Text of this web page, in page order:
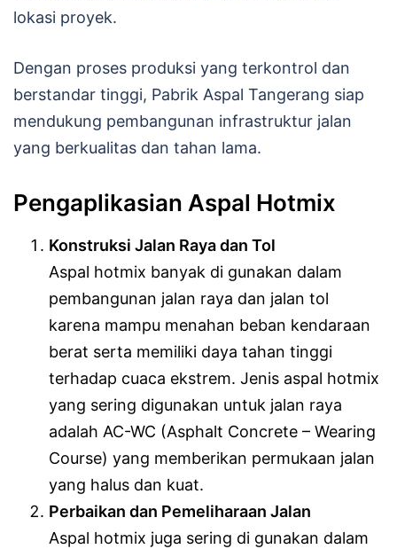
lokasi proyek.
Dengan proses produksi yang terkontrol dan
berstandar tinggi, Pabrik Aspal Tangerang siap
mendukung pembangunan infrastruktur jalan
yang berkualitas dan tahan lama.
Pengaplikasian Aspal Hotmix
Konstruksi Jalan Raya dan Tol
Aspal hotmix banyak di gunakan dalam
pembangunan jalan raya dan jalan tol
karena mampu menahan beban kendaraan
berat serta memiliki daya tahan tinggi
terhadap cuaca ekstrem. Jenis aspal hotmix
yang sering digunakan untuk jalan raya
adalah AC-WC (Asphalt Concrete – Wearing
Course) yang memberikan permukaan jalan
yang halus dan kuat.
Perbaikan dan Pemeliharaan Jalan
Aspal hotmix juga sering di gunakan dalam